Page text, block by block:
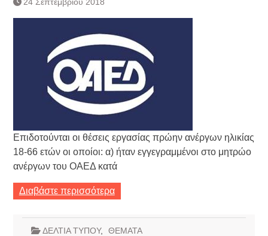
Κατάργηση βιβλιαρίων Υγείας
Τραπεζογραμματίων 7-3-2019
Ημερήσιο Δελτίο Τιμών
Συναλλάγματος &
Τραπεζογραμματίων 4-3-2019
Επιδοτούνται οι θέσεις εργασίας πρώην ανέργων ηλικίας
18-66 ετών οι οποίοι: α) ήταν εγγεγραμμένοι στο μητρώο
ανέργων του ΟΑΕΔ κατά
Διαβάστε περισσότερα
ΔΕΛΤΙΑ ΤΥΠΟΥ, ΘΕΜΑΤΑ